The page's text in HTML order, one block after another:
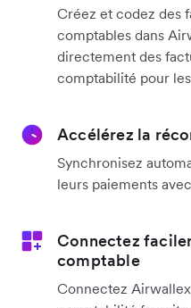
Créez et codez des
comptables dans
directement des
comptabilité pour
Accélérez la
Synchronisez
leurs paiements
Connectez
comptable
Connectez